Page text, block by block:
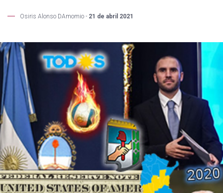
Osiris Alonso DAmomio - 21 de abril 2021